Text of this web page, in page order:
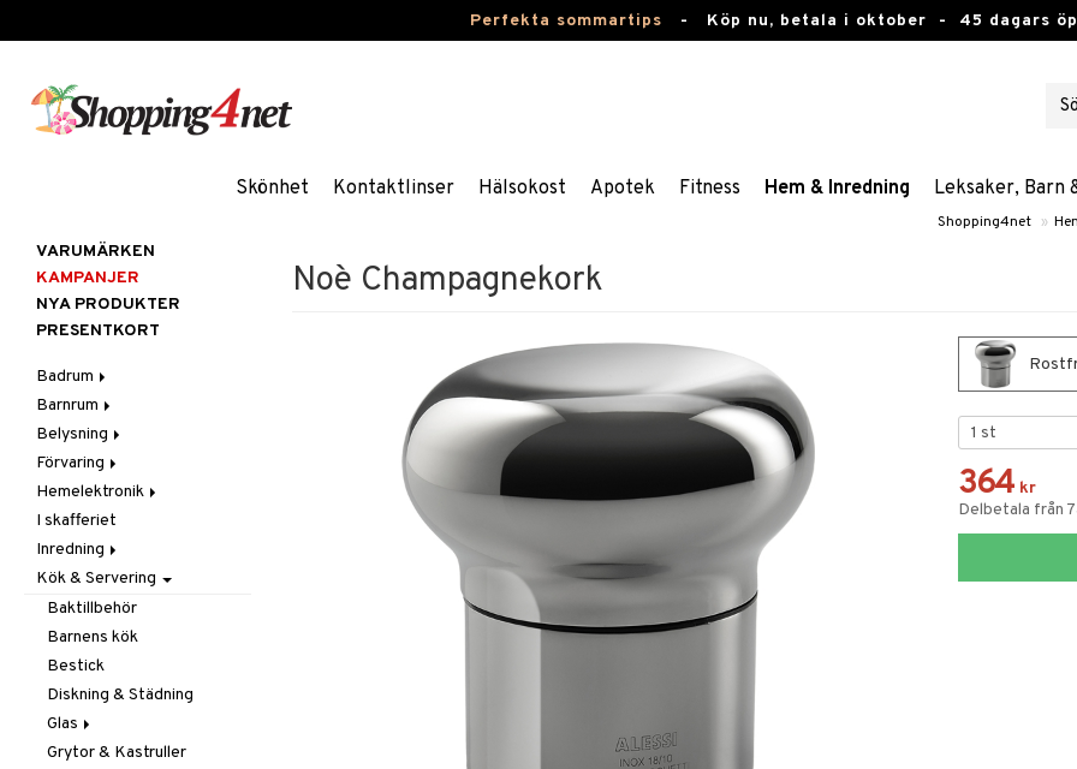
Perfekta sommartips - Köp nu, betala i oktober - 45 dagars
Skönhet Kontaktlinser Hälsokost Apotek Fitness Hem & Inredning Leksaker, Barn
Shopping4net »
Noè Champagnekork
364 kr
Delbetala från
VARUMÄRKEN
KAMPANJER
NYA PRODUKTER
PRESENTKORT
Badrum
Badrumsinredning
Badrumstextilier
Badrumstillbehör
Barnrum
Barnlampor
Barnmöbler
Barnrumsdekoration
Barnrumsförvaring
Barnrumstextilier
Belysning
Belysningstillbehör
Lampor
Bordslampor
Taklampor
LED-ljus
Ljuslyktor & Ljusstakar
Utomhusbelysning
Förvaring
Hängare & krokar
Hyllor
Småförvaring
Småförvaring & Korgar
Väskor
Hemelektronik
Ljud
I skafferiet
Inredning
Dekoration
Böcker
Figurer & Skulpturer
Klockor
Krukor
Metal Art
Väggdekorationer
Doftljus & Doftspridare
Förvaring & Hyllor
Hängare & Krokar
Hyllor
Småförvaring & Korgar
Juldekoration
Ljuslyktor & Ljusstakar
Småmöbler
Kök & Servering
Baktillbehör
Barnens kök
Bestick
Diskning & Städning
Glas
Champagneglas
Grytor & Kastruller